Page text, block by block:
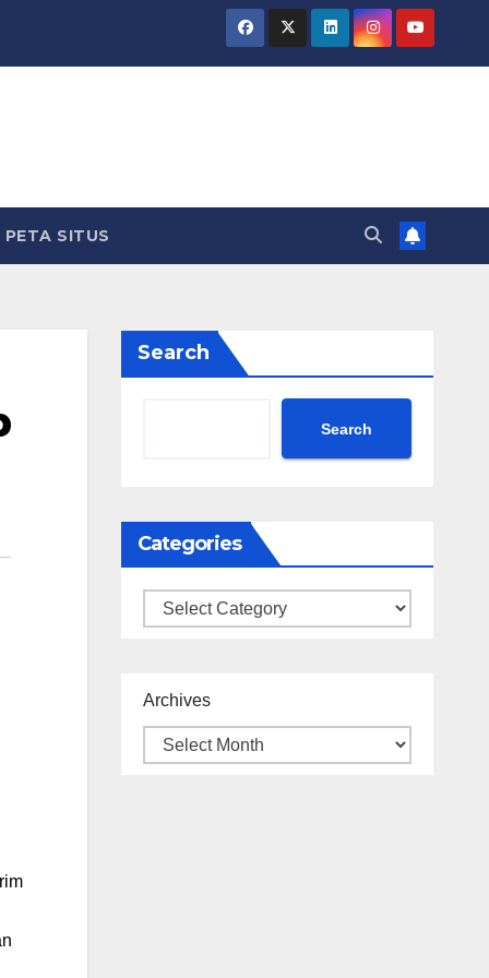
PETA SITUS
Search
Search
Categories
Categories
Archives